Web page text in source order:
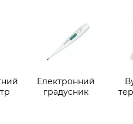
Електронний
градусник